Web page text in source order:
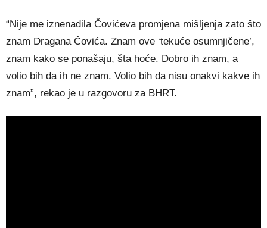
“Nije me iznenadila Čovićeva promjena mišljenja zato što
znam Dragana Čovića. Znam ove ‘tekuće osumnjičene’,
znam kako se ponašaju, šta hoće. Dobro ih znam, a
volio bih da ih ne znam. Volio bih da nisu onakvi kakve ih
znam”, rekao je u razgovoru za BHRT.